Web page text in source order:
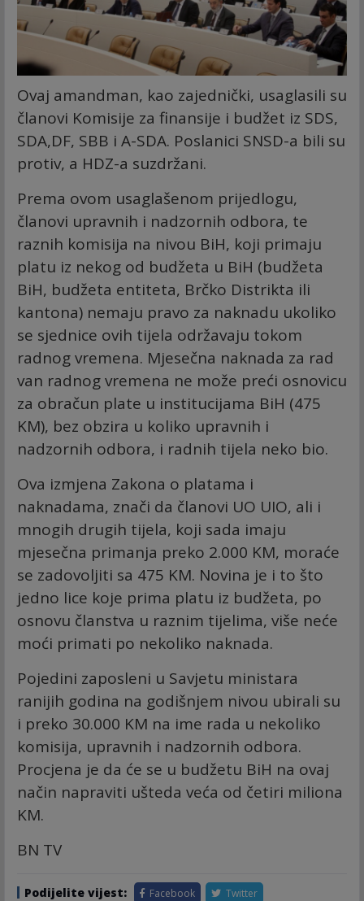
Ovaj amandman, kao zajednički, usaglasili su
članovi Komisije za finansije i budžet iz SDS,
SDA,DF, SBB i A-SDA. Poslanici SNSD-a bili su
protiv, a HDZ-a suzdržani.
Prema ovom usaglašenom prijedlogu,
članovi upravnih i nadzornih odbora, te
raznih komisija na nivou BiH, koji primaju
platu iz nekog od budžeta u BiH (budžeta
BiH, budžeta entiteta, Brčko Distrikta ili
kantona) nemaju pravo za naknadu ukoliko
se sjednice ovih tijela održavaju tokom
radnog vremena. Mjesečna naknada za rad
van radnog vremena ne može preći osnovicu
za obračun plate u institucijama BiH (475
KM), bez obzira u koliko upravnih i
nadzornih odbora, i radnih tijela neko bio.
Ova izmjena Zakona o platama i
naknadama, znači da članovi UO UIO, ali i
mnogih drugih tijela, koji sada imaju
mjesečna primanja preko 2.000 KM, moraće
se zadovoljiti sa 475 KM. Novina je i to što
jedno lice koje prima platu iz budžeta, po
osnovu članstva u raznim tijelima, više neće
moći primati po nekoliko naknada.
Pojedini zaposleni u Savjetu ministara
ranijih godina na godišnjem nivou ubirali su
i preko 30.000 KM na ime rada u nekoliko
komisija, upravnih i nadzornih odbora.
Procjena je da će se u budžetu BiH na ovaj
način napraviti ušteda veća od četiri miliona
KM.
BN TV
Podijelite vijest: Facebook Twitter